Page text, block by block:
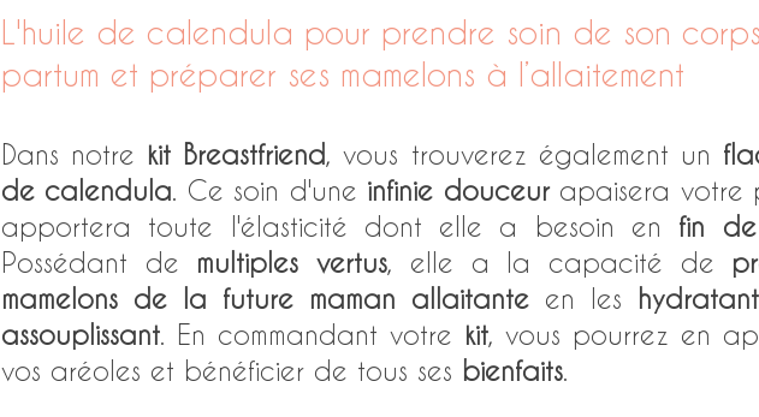
L'huile de calendula pour prendre soin de son
partum et préparer ses mamelons à l’allaitement
Dans notre kit Breastfriend, vous trouverez également un
de calendula . Ce soin d'une infinie douceur apaisera votre
apportera toute l'élasticité dont elle a besoin en fin de
Possédant de multiples vertus, elle a la capacité de
mamelons de la future maman allaitante en les hydratant
assouplissant . En commandant votre kit, vous pourrez en
vos aréoles et bénéficier de tous ses bienfaits